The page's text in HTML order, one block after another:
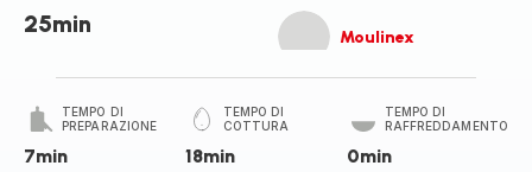
25min Moulinex
TEMPO DI
PREPARAZIONE
7min
TEMPO DI
COTTURA
18min
TEMPO DI
RAFFREDDAMENTO
0min